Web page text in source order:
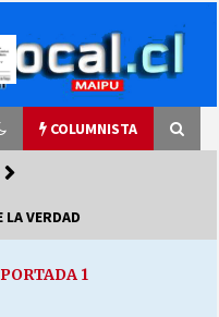
COLUMNISTA
LA VERDAD
PORTADA 1